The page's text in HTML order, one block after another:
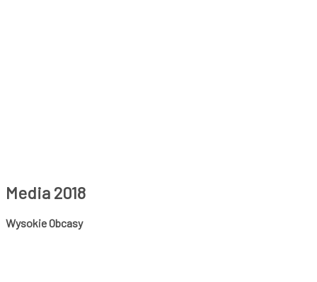
Media 2018
Wysokie Obcasy